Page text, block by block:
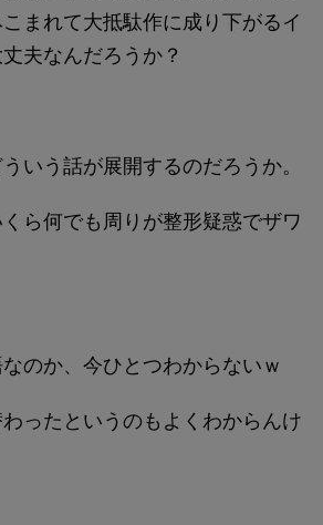
まれて大抵駄作に成り下がるイ
夫なんだろうか？
いう話が展開するのだろうか。
ら何でも周りが整形疑惑でザワ
のか、今ひとつわからないｗ
ったというのもよくわからんけ